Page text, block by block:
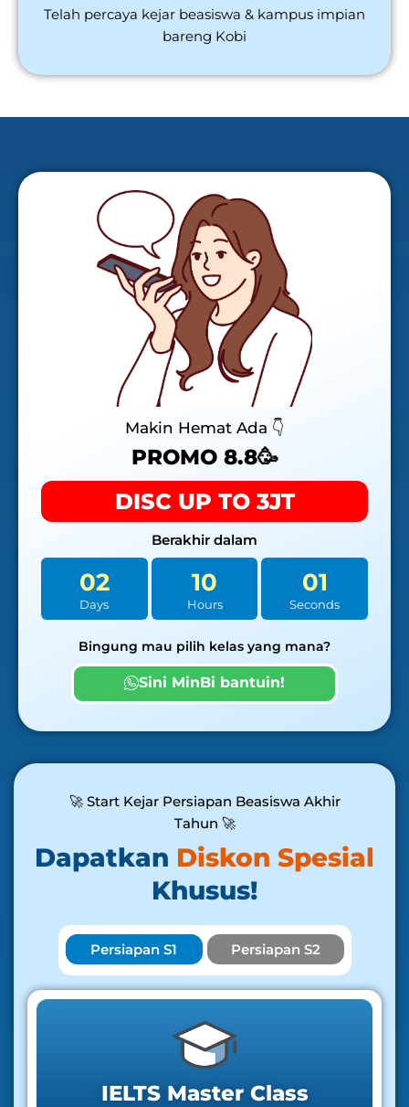
Telah percaya kejar beasiswa & kampus impian
bareng Kobi
Makin Hemat Ada 👇
PROMO 8.8🥳
DISC UP TO 3JT
Berakhir dalam
02
Days
10
Hours
00
Seconds
Bingung mau pilih kelas yang mana?
Sini MinBi bantuin!
🚀 Start Kejar Persiapan Beasiswa Akhir
Tahun 🚀
Dapatkan Diskon Spesial
Khusus!
Persiapan S1 Persiapan S2
IELTS Master Class